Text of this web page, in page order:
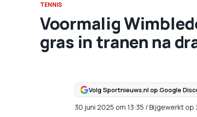
TENNIS
Voormalig
gras in tranen na
Volg Sportnieuws.nl op Google
30 juni 2025 om 13:35 /Bijgewerkt op